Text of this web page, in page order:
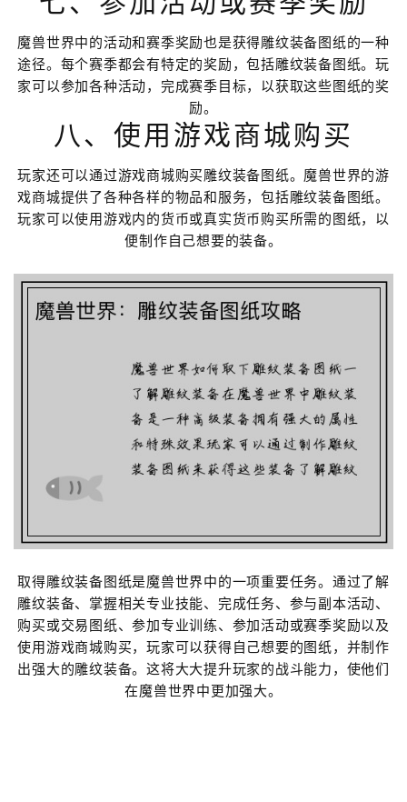
魔兽世界中的活动和赛季奖励也是获得雕纹装备图纸的一种
途径。每个赛季都会有特定的奖励，包括雕纹装备图纸。玩
家可以参加各种活动，完成赛季目标，以获取这些图纸的奖
励。
八、使用游戏商城购买
玩家还可以通过游戏商城购买雕纹装备图纸。魔兽世界的游
戏商城提供了各种各样的物品和服务，包括雕纹装备图纸。
玩家可以使用游戏内的货币或真实货币购买所需的图纸，以
便制作自己想要的装备。
取得雕纹装备图纸是魔兽世界中的一项重要任务。通过了解
雕纹装备、掌握相关专业技能、完成任务、参与副本活动、
购买或交易图纸、参加专业训练、参加活动或赛季奖励以及
使用游戏商城购买，玩家可以获得自己想要的图纸，并制作
出强大的雕纹装备。这将大大提升玩家的战斗能力，使他们
在魔兽世界中更加强大。